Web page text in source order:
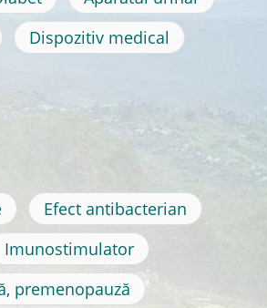
Dispozitiv medical
Efect antibacterian
Imunostimulator
premenopauză